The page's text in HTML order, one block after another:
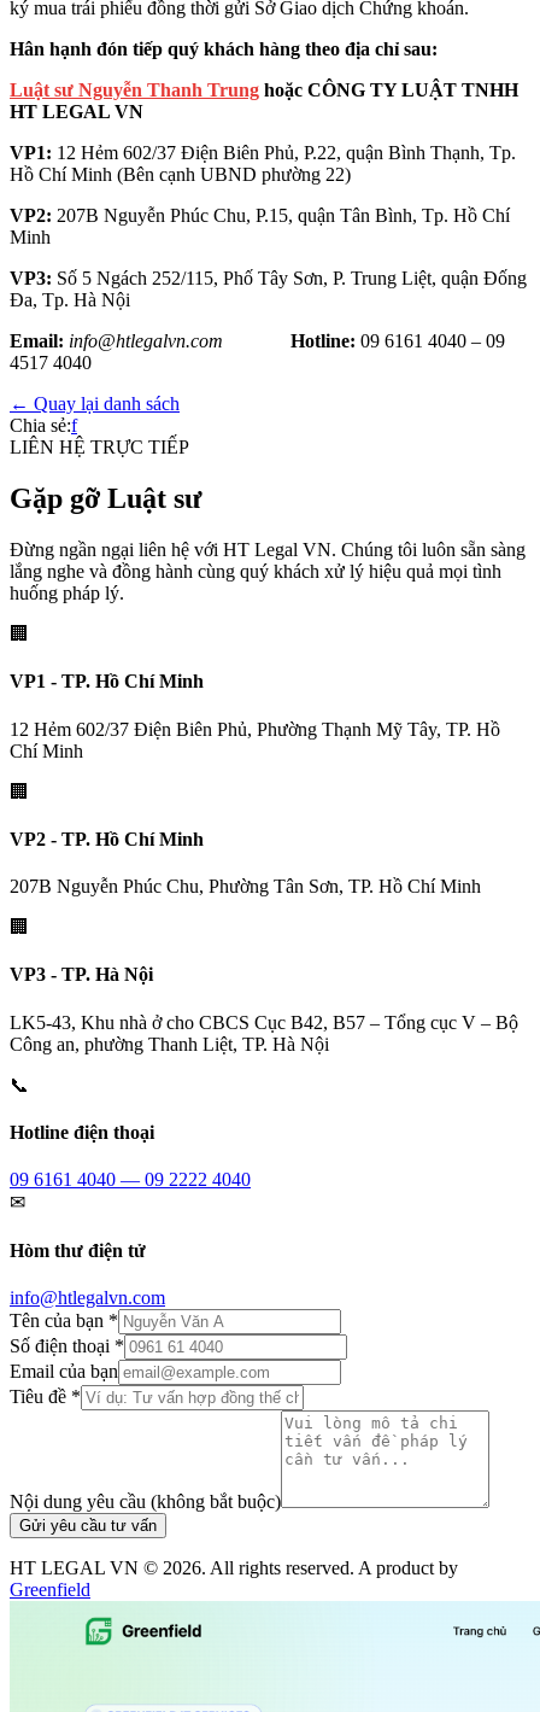
ký mua trái phiếu đồng thời gửi Sở Giao dịch Chứng khoán.
Hân hạnh đón tiếp quý khách hàng theo địa chỉ sau:
Luật sư Nguyễn Thanh Trung hoặc CÔNG TY LUẬT TNHH
HT LEGAL VN
VP1: 12 Hẻm 602/37 Điện Biên Phủ, P.22, quận Bình Thạnh, Tp.
Hồ Chí Minh (Bên cạnh UBND phường 22)
VP2: 207B Nguyễn Phúc Chu, P.15, quận Tân Bình, Tp. Hồ Chí
Minh
VP3: Số 5 Ngách 252/115, Phố Tây Sơn, P. Trung Liệt, quận Đống
Đa, Tp. Hà Nội
Email: info@htlegalvn.com Hotline: 09 6161 4040 – 09
4517 4040
← Quay lại danh sách
Chia sẻ:f
LIÊN HỆ TRỰC TIẾP
Gặp gỡ Luật sư
Đừng ngần ngại liên hệ với HT Legal VN. Chúng tôi luôn sẵn sàng
lắng nghe và đồng hành cùng quý khách xử lý hiệu quả mọi tình
huống pháp lý.
🏢
VP1 - TP. Hồ Chí Minh
12 Hẻm 602/37 Điện Biên Phủ, Phường Thạnh Mỹ Tây, TP. Hồ
Chí Minh
🏢
VP2 - TP. Hồ Chí Minh
207B Nguyễn Phúc Chu, Phường Tân Sơn, TP. Hồ Chí Minh
🏢
VP3 - TP. Hà Nội
LK5-43, Khu nhà ở cho CBCS Cục B42, B57 – Tổng cục V – Bộ
Công an, phường Thanh Liệt, TP. Hà Nội
📞
Hotline điện thoại
09 6161 4040 — 09 2222 4040
✉
Hòm thư điện tử
info@htlegalvn.com
Tên của bạn *
Số điện thoại *
Email của bạn
Tiêu đề *
Nội dung yêu cầu (không bắt buộc)
Gửi yêu cầu tư vấn
HT LEGAL VN © 2026. All rights reserved. A product by
Greenfield